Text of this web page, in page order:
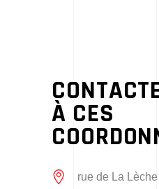
À CES
rue de La Lèche